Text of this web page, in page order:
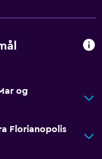
og
Florianopolis